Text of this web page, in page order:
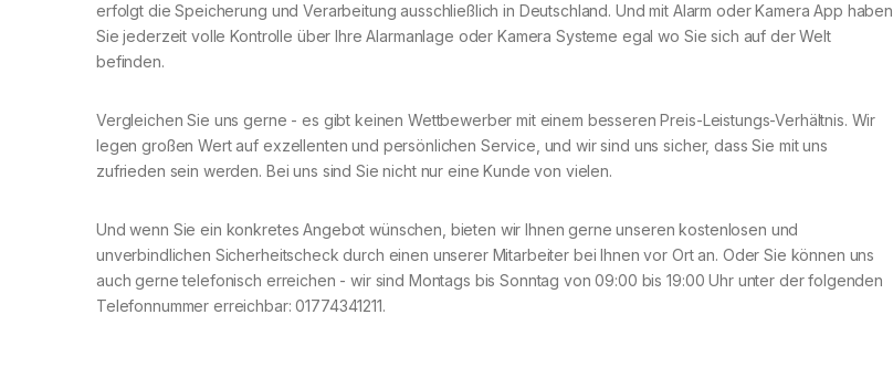
erfolgt die Speicherung und Verarbeitung ausschließlich in Deutschland. Und mit Alarm oder Kamera App haben
Sie jederzeit volle Kontrolle über Ihre Alarmanlage oder Kamera Systeme egal wo Sie sich auf der Welt
befinden.
Vergleichen Sie uns gerne - es gibt keinen Wettbewerber mit einem besseren Preis-Leistungs-Verhältnis. Wir
legen großen Wert auf exzellenten und persönlichen Service, und wir sind uns sicher, dass Sie mit uns
zufrieden sein werden. Bei uns sind Sie nicht nur eine Kunde von vielen.
Und wenn Sie ein konkretes Angebot wünschen, bieten wir Ihnen gerne unseren kostenlosen und
unverbindlichen Sicherheitscheck durch einen unserer Mitarbeiter bei Ihnen vor Ort an. Oder Sie können uns
auch gerne telefonisch erreichen - wir sind Montags bis Sonntag von 09:00 bis 19:00 Uhr unter der folgenden
Telefonnummer erreichbar: 01774341211.